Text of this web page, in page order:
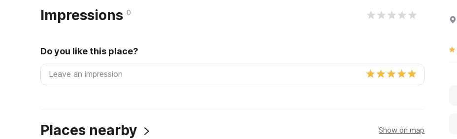
Impressions 0
Do you like this place?
Places nearby Show on map